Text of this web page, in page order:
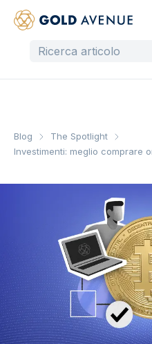
Blog
The Spotlight
Investimenti: meglio comprare